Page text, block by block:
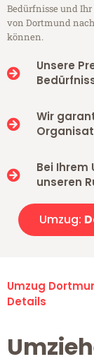
Bedürfnisse und Ihr
von Dortmund
können.
Unsere
Wir
Bei Ihrem
unseren
Umzug:
Umzug
Details